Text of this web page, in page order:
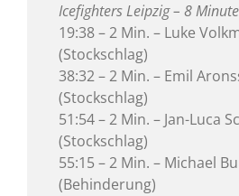
Icefighters Leipzig – 8
19:38 – 2 Min. – Luke
(Stockschlag)
38:32 – 2 Min. – Emil
(Stockschlag)
51:54 – 2 Min. – Jan-Luca
(Stockschlag)
55:15 – 2 Min. – Michael
(Behinderung)